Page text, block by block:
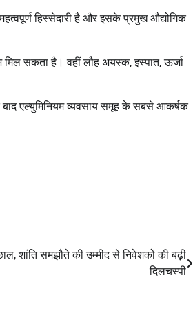
हिस्सेदारी है और इसके प्रमुख औद्योगिक
मिल सकता है। वहीं लौह अयस्क, इस्पात, ऊर्जा
बाद एल्युमिनियम व्यवसाय समूह के सबसे आकर्षक
शांति समझौते की उम्मीद से निवेशकों की बढ़ी
दिलचस्पी